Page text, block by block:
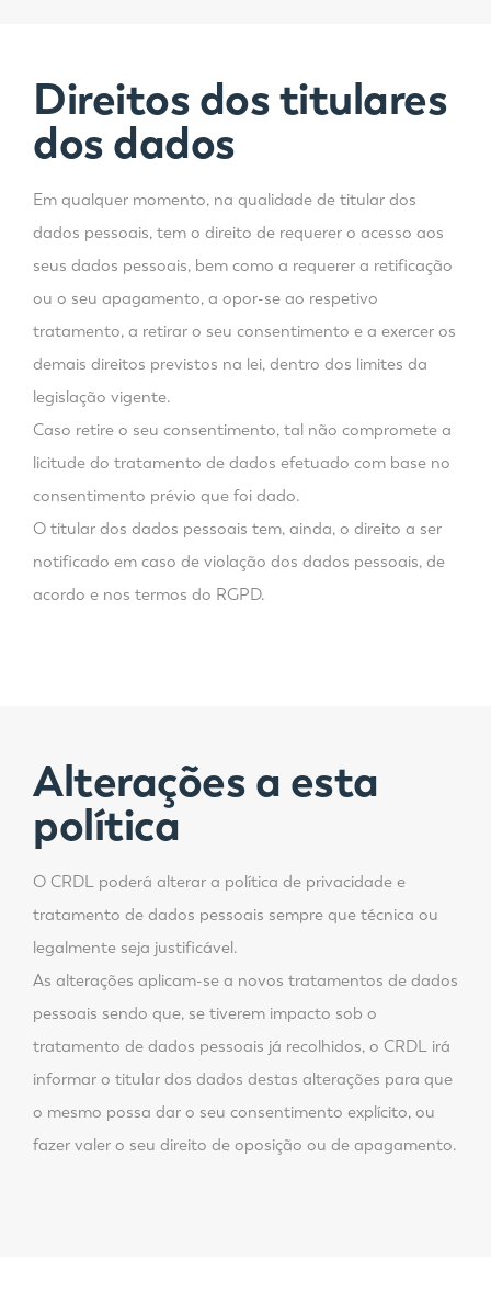
Direitos dos titulares
dos dados
Em qualquer momento, na qualidade de titular dos
dados pessoais, tem o direito de requerer o acesso aos
seus dados pessoais, bem como a requerer a retificação
ou o seu apagamento, a opor-se ao respetivo
tratamento, a retirar o seu consentimento e a exercer os
demais direitos previstos na lei, dentro dos limites da
legislação vigente.
Caso retire o seu consentimento, tal não compromete a
licitude do tratamento de dados efetuado com base no
consentimento prévio que foi dado.
O titular dos dados pessoais tem, ainda, o direito a ser
notificado em caso de violação dos dados pessoais, de
acordo e nos termos do RGPD.
Alterações a esta
política
O CRDL poderá alterar a política de privacidade e
tratamento de dados pessoais sempre que técnica ou
legalmente seja justificável.
As alterações aplicam-se a novos tratamentos de dados
pessoais sendo que, se tiverem impacto sob o
tratamento de dados pessoais já recolhidos, o CRDL irá
informar o titular dos dados destas alterações para que
o mesmo possa dar o seu consentimento explícito, ou
fazer valer o seu direito de oposição ou de apagamento.